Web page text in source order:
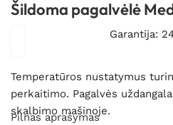
Šildoma pagalvėlė
Garantija:
Temperatūros nustatymus
perkaitimo. Pagalvės
skalbimo mašinoje.
Pilnas aprašymas